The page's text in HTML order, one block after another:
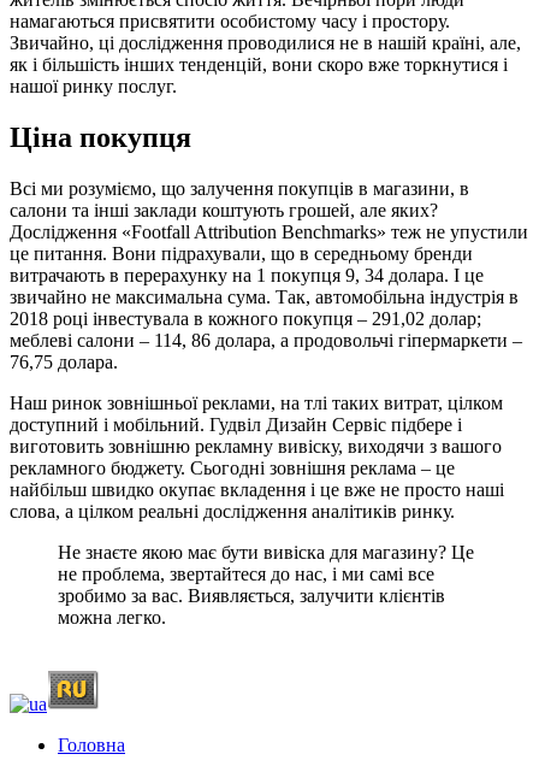
намагаються присвятити особистому часу і простору.
Звичайно, ці дослідження проводилися не в нашій країні, але,
як і більшість інших тенденцій, вони скоро вже торкнутися і
нашої ринку послуг.
Ціна покупця
Всі ми розуміємо, що залучення покупців в магазини, в
салони та інші заклади коштують грошей, але яких?
Дослідження «Footfall Attribution Benchmarks» теж не упустили
це питання. Вони підрахували, що в середньому бренди
витрачають в перерахунку на 1 покупця 9, 34 долара. І це
звичайно не максимальна сума. Так, автомобільна індустрія в
2018 році інвестувала в кожного покупця – 291,02 долар;
меблеві салони – 114, 86 долара, а продовольчі гіпермаркети –
76,75 долара.
Наш ринок зовнішньої реклами, на тлі таких витрат, цілком
доступний і мобільний. Гудвіл Дизайн Сервіс підбере і
виготовить зовнішню рекламну вивіску, виходячи з вашого
рекламного бюджету. Сьогодні зовнішня реклама – це
найбільш швидко окупає вкладення і це вже не просто наші
слова, а цілком реальні дослідження аналітиків ринку.
Не знаєте якою має бути вивіска для магазину? Це
не проблема, звертайтеся до нас, і ми самі все
зробимо за вас. Виявляється, залучити клієнтів
можна легко.
Головна